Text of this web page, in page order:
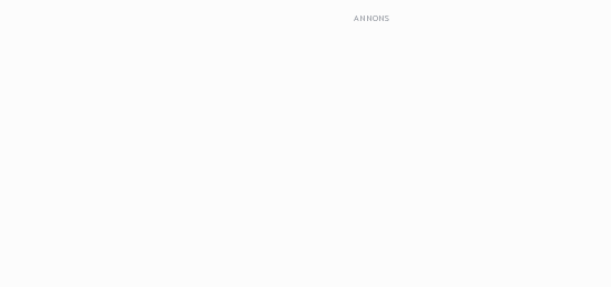
ANNONS